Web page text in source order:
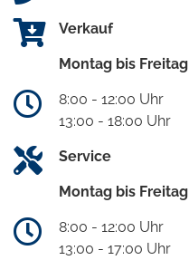
Verkauf
Montag bis Freitag
8:00 - 12:00 Uhr
13:00 - 18:00 Uhr
Service
Montag bis Freitag
8:00 - 12:00 Uhr
13:00 - 17:00 Uhr